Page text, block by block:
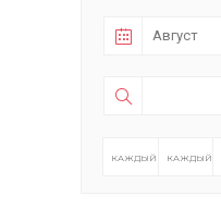
КАЖДЫЙ КАЖДЫЙ